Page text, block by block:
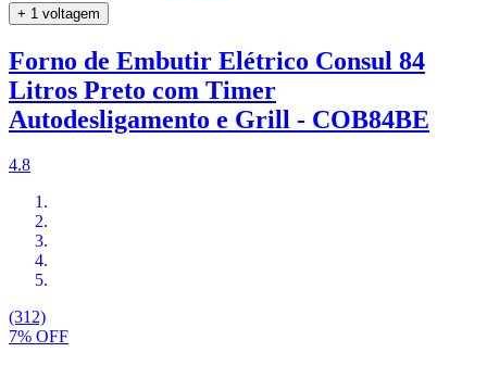
+ 1 voltagem
Forno de Embutir Elétrico Consul 84
Litros Preto com Timer
Autodesligamento e Grill - COB84BE
4.8
(312)
7% OFF